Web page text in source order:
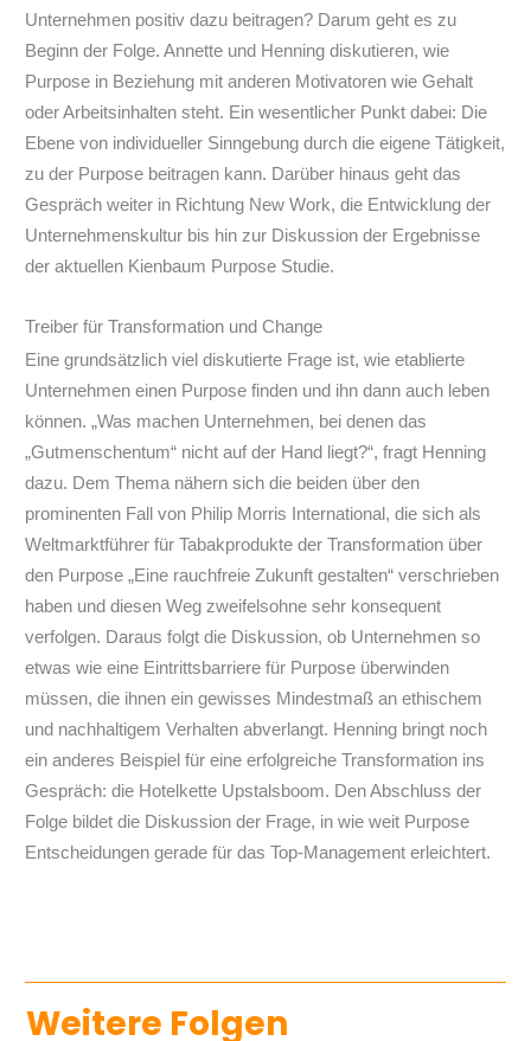
Unternehmen positiv dazu beitragen? Darum geht es zu
Beginn der Folge. Annette und Henning diskutieren, wie
Purpose in Beziehung mit anderen Motivatoren wie Gehalt
oder Arbeitsinhalten steht. Ein wesentlicher Punkt dabei: Die
Ebene von individueller Sinngebung durch die eigene Tätigkeit,
zu der Purpose beitragen kann. Darüber hinaus geht das
Gespräch weiter in Richtung New Work, die Entwicklung der
Unternehmenskultur bis hin zur Diskussion der Ergebnisse
der aktuellen Kienbaum Purpose Studie.
Treiber für Transformation und Change
Eine grundsätzlich viel diskutierte Frage ist, wie etablierte
Unternehmen einen Purpose finden und ihn dann auch leben
können. „Was machen Unternehmen, bei denen das
„Gutmenschentum“ nicht auf der Hand liegt?“, fragt Henning
dazu. Dem Thema nähern sich die beiden über den
prominenten Fall von Philip Morris International, die sich als
Weltmarktführer für Tabakprodukte der Transformation über
den Purpose „Eine rauchfreie Zukunft gestalten“ verschrieben
haben und diesen Weg zweifelsohne sehr konsequent
verfolgen. Daraus folgt die Diskussion, ob Unternehmen so
etwas wie eine Eintrittsbarriere für Purpose überwinden
müssen, die ihnen ein gewisses Mindestmaß an ethischem
und nachhaltigem Verhalten abverlangt. Henning bringt noch
ein anderes Beispiel für eine erfolgreiche Transformation ins
Gespräch: die Hotelkette Upstalsboom. Den Abschluss der
Folge bildet die Diskussion der Frage, in wie weit Purpose
Entscheidungen gerade für das Top-Management erleichtert.
Weitere Folgen